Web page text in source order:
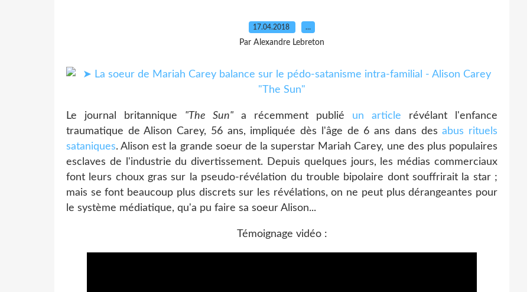
17.04.2018 …
Par Alexandre Lebreton
Le journal britannique "The Sun" a récemment publié un article révélant l'enfance
traumatique de Alison Carey, 56 ans, impliquée dès l'âge de 6 ans dans desabus rituels
sataniques. Alison est la grande soeur de la superstar Mariah Carey, une des plus populaires
esclaves de l'industrie du divertissement. Depuis quelques jours, les médias commerciaux
font leurs choux gras sur la pseudo-révélation du trouble bipolaire dont souffrirait la star ;
mais se font beaucoup plus discrets sur les révélations, on ne peut plus dérangeantes pour
le système médiatique, qu'a pu faire sa soeur Alison...
Témoignage vidéo :